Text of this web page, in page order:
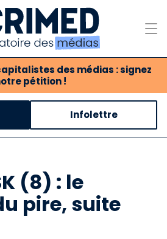
des médias : signez
pétition !
association
des médias
propositions
revue
Boutique
Infolettre
(8) : le
pire, suite